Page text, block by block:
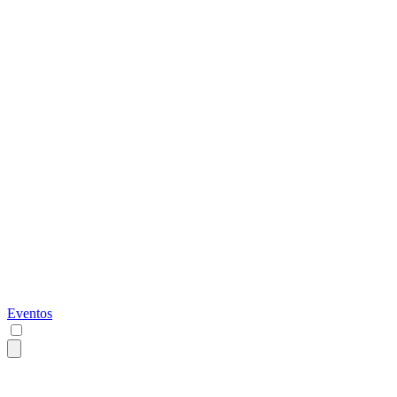
Eventos